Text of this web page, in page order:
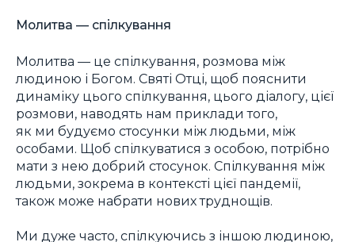
Молитва — спілкування
Молитва — це спілкування, розмова між
людиною і Богом. Святі Отці, щоб пояснити
динаміку цього спілкування, цього діалогу, цієї
розмови, наводять нам приклади того,
як ми будуємо стосунки між людьми, між
особами. Щоб спілкуватися з особою, потрібно
мати з нею добрий стосунок. Спілкування між
людьми, зокрема в контексті цієї пандемії,
також може набрати нових труднощів.
Ми дуже часто, спілкуючись з іншою людиною,